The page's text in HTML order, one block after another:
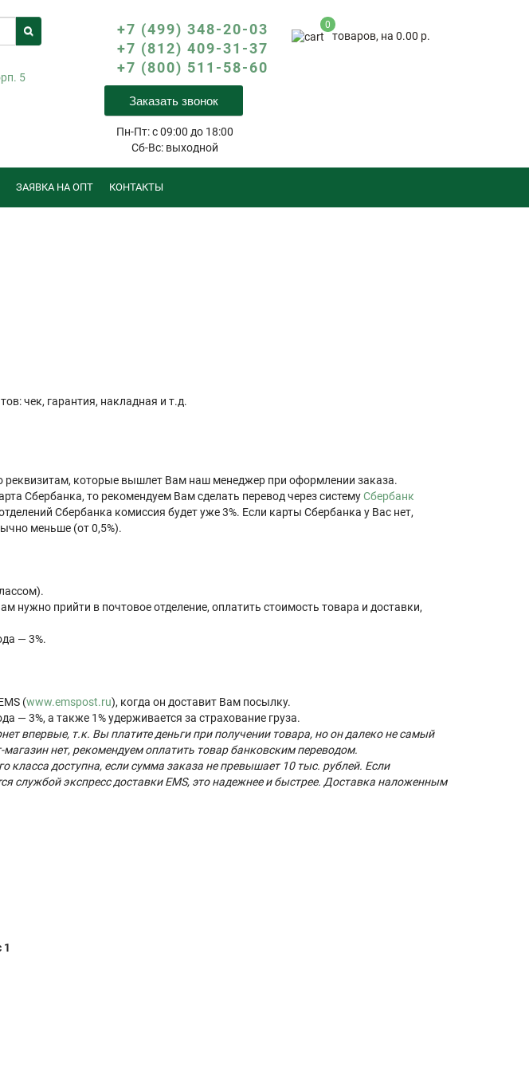
0
товаров, на 0.00 р.
5
+7 (499) 348-20-03
+7 (812) 409-31-37
+7 (800) 511-58-60
Заказать звонок
Пн-Пт: с 09:00 до 18:00
Сб-Вс: выходной
ЗАЯВКА НА ОПТ КОНТАКТЫ
чек, гарантия, накладная и т.д.
реквизитам, которые вышлет Вам наш менеджер при оформлении заказа.
Сбербанка, то рекомендуем Вам сделать перевод через системуСбербанк
Сбербанка комиссия будет уже 3%. Если карты Сбербанка у Вас нет,
меньше (от 0,5%).
прийти в почтовое отделение, оплатить стоимость товара и доставки,
— 3%.
(www.emspost.ru), когда он доставит Вам посылку.
— 3%, а также 1% удерживается за страхование груза.
впервые, т.к. Вы платите деньги при получении товара, но он далеко не самый
нет, рекомендуем оплатить товар банковским переводом.
доступна, если сумма заказа не превышает 10 тыс. рублей. Если
экспресс доставки EMS, это надежнее и быстрее. Доставка наложенным
1